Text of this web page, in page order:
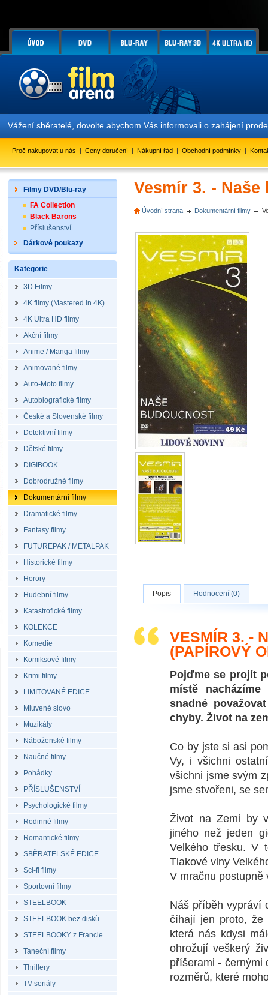
Vážení sběratelé, dovolte abychom Vás informovali o zahájení
Proč nakupovat u nás | Ceny doručení | Nákupní řád | Obchodní podmínky |
Filmy DVD/Blu-ray
FA Collection
Black Barons
Příslušenství
Dárkové poukazy
Kategorie
3D Filmy
4K filmy (Mastered in 4K)
4K Ultra HD filmy
Akční filmy
Anime / Manga filmy
Animované filmy
Auto-Moto filmy
Autobiografické filmy
České a Slovenské filmy
Detektivní filmy
Dětské filmy
DIGIBOOK
Dobrodružné filmy
Dokumentární filmy
Dramatické filmy
Fantasy filmy
FUTUREPAK / METALPAK
Historické filmy
Horory
Hudební filmy
Katastrofické filmy
KOLEKCE
Komedie
Komiksové filmy
Krimi filmy
LIMITOVANÉ EDICE
Mluvené slovo
Muzikály
Náboženské filmy
Naučné filmy
Pohádky
PŘÍSLUŠENSTVÍ
Psychologické filmy
Rodinné filmy
Romantické filmy
SBĚRATELSKÉ EDICE
Sci-fi filmy
Sportovní filmy
STEELBOOK
STEELBOOK bez disků
STEELBOOKY z Francie
Taneční filmy
Thrillery
TV seriály
Vesmír 3. -
Úvodní strana Dokumentární filmy
Popis Hodnocení (0)
VESMÍR 3. -
(PAPÍROVÝ
Pojďme se projít
místě
snadné
chyby. Život na
Co by jste si asi
Vy, i všichni
všichni jsme svým
jsme stvořeni, se
Život na Zemi by
jiného než jeden
Velkého třesku. V
Tlakové vlny
V mračnu postupně
Náš příběh vypráví
číhají jen proto, že
která nás kdysi
ohrožují veškerý
příšerami - černými
rozměrů, které